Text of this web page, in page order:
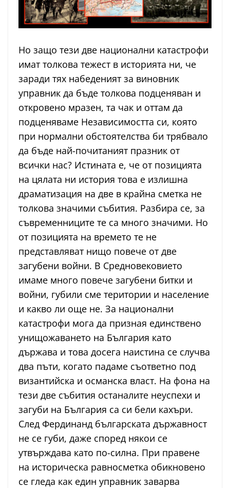
Но защо тези две национални катастрофи
имат толкова тежест в историята ни, че
заради тях набеденият за виновник
управник да бъде толкова подценяван и
откровено мразен, та чак и оттам да
подценяваме Независимостта си, която
при нормални обстоятелства би трябвало
да бъде най-почитаният празник от
всички нас? Истината е, че от позицията
на цялата ни история това е излишна
драматизация на две в крайна сметка не
толкова значими събития. Разбира се, за
съвременниците те са много значими. Но
от позицията на времето те не
представляват нищо повече от две
загубени войни. В Средновековието
имаме много повече загубени битки и
войни, губили сме територии и население
и какво ли още не. За национални
катастрофи мога да призная единствено
унищожаването на България като
държава и това досега наистина се случва
два пъти, когато падаме съответно под
византийска и османска власт. На фона на
тези две събития останалите неуспехи и
загуби на България са си бели кахъри.
След Фердинанд българската държавност
не се губи, даже според някои се
утвърждава като по-силна. При правене
на историческа равносметка обикновено
се гледа как един управник заварва